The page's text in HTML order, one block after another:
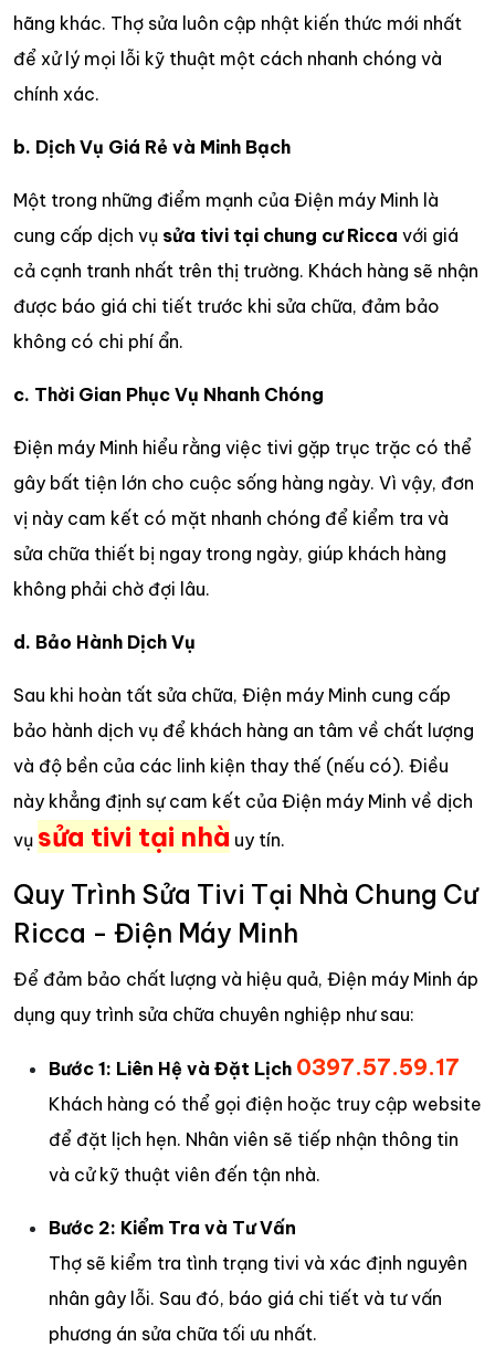
hãng khác. Thợ sửa luôn cập nhật kiến thức mới nhất
để xử lý mọi lỗi kỹ thuật một cách nhanh chóng và
chính xác.
b. Dịch Vụ Giá Rẻ và Minh Bạch
Một trong những điểm mạnh của Điện máy Minh là
cung cấp dịch vụ sửa tivi tại chung cư Ricca với giá
cả cạnh tranh nhất trên thị trường. Khách hàng sẽ nhận
được báo giá chi tiết trước khi sửa chữa, đảm bảo
không có chi phí ẩn.
c. Thời Gian Phục Vụ Nhanh Chóng
Điện máy Minh hiểu rằng việc tivi gặp trục trặc có thể
gây bất tiện lớn cho cuộc sống hàng ngày. Vì vậy, đơn
vị này cam kết có mặt nhanh chóng để kiểm tra và
sửa chữa thiết bị ngay trong ngày, giúp khách hàng
không phải chờ đợi lâu.
d. Bảo Hành Dịch Vụ
Sau khi hoàn tất sửa chữa, Điện máy Minh cung cấp
bảo hành dịch vụ để khách hàng an tâm về chất lượng
và độ bền của các linh kiện thay thế (nếu có). Điều
này khẳng định sự cam kết của Điện máy Minh về dịch
vụ sửa tivi tại nhà uy tín.
Quy Trình Sửa Tivi Tại Nhà Chung Cư
Ricca - Điện Máy Minh
Để đảm bảo chất lượng và hiệu quả, Điện máy Minh áp
dụng quy trình sửa chữa chuyên nghiệp như sau:
Bước 1: Liên Hệ và Đặt Lịch 0397.57.59.17
Khách hàng có thể gọi điện hoặc truy cập website
để đặt lịch hẹn. Nhân viên sẽ tiếp nhận thông tin
và cử kỹ thuật viên đến tận nhà.
Bước 2: Kiểm Tra và Tư Vấn
Thợ sẽ kiểm tra tình trạng tivi và xác định nguyên
nhân gây lỗi. Sau đó, báo giá chi tiết và tư vấn
phương án sửa chữa tối ưu nhất.